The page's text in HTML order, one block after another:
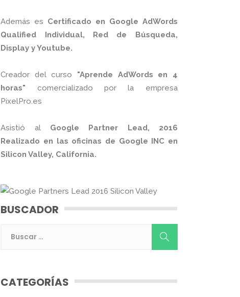
Además es Certificado en Google AdWords
Qualified Individual, Red de Búsqueda,
Display y Youtube.
Creador del curso "Aprende AdWords en 4
horas" comercializado por la empresa
PixelPro.es
Asistió al Google Partner Lead, 2016
Realizado en las oficinas de Google INC en
Silicon Valley, California.
BUSCADOR
CATEGORÍAS